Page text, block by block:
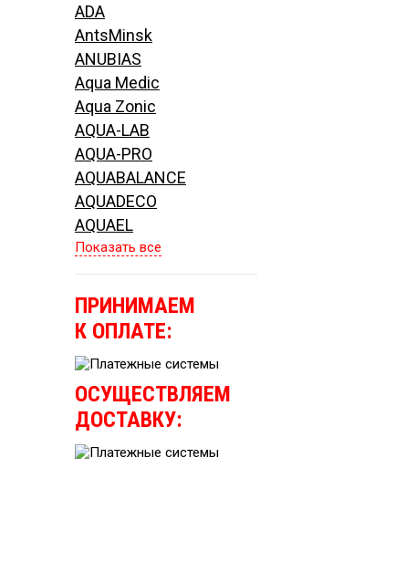
ADA
AntsMinsk
ANUBIAS
Aqua Medic
Aqua Zonic
AQUA-LAB
AQUA-PRO
AQUABALANCE
AQUADECO
AQUAEL
Показать все
ПРИНИМАЕМ
К ОПЛАТЕ:
ОСУЩЕСТВЛЯЕМ
ДОСТАВКУ: